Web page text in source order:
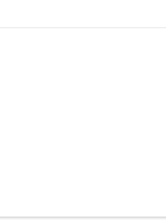
中等以下學校人工智慧使用和學習指引」